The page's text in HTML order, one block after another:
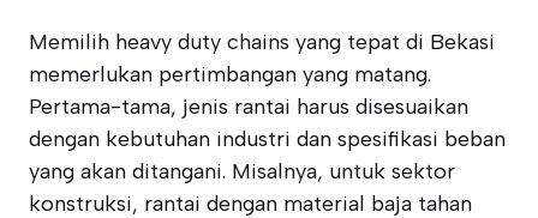
Memilih heavy duty chains yang tepat di Bekasi
memerlukan pertimbangan yang matang.
Pertama-tama, jenis rantai harus disesuaikan
dengan kebutuhan industri dan spesifikasi beban
yang akan ditangani. Misalnya, untuk sektor
konstruksi, rantai dengan material baja tahan